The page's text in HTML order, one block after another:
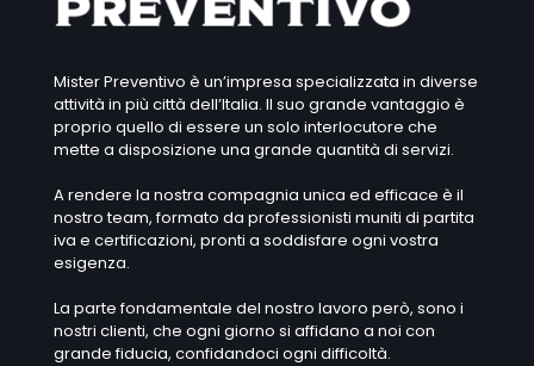
Mister Preventivo è un’impresa specializzata in diverse
attività in più città dell’Italia. Il suo grande vantaggio è
proprio quello di essere un solo interlocutore che
mette a disposizione una grande quantità di servizi.
A rendere la nostra compagnia unica ed efficace è il
nostro team, formato da professionisti muniti di partita
iva e certificazioni, pronti a soddisfare ogni vostra
esigenza.
La parte fondamentale del nostro lavoro però, sono i
nostri clienti, che ogni giorno si affidano a noi con
grande fiducia, confidandoci ogni difficoltà.